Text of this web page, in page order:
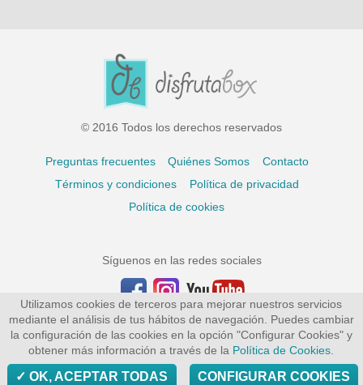
© 2016 Todos los derechos reservados
Preguntas frecuentes Quiénes Somos
Contacto
Términos y condiciones
Política de privacidad
Política de cookies
Síguenos en las redes sociales
Utilizamos cookies de terceros para mejorar nuestros servicios
mediante el análisis de tus hábitos de navegación. Puedes cambiar
la configuración de las cookies en la opción "Configurar Cookies" y
obtener más información a través de la Política de Cookies.
OK, ACEPTAR TODAS CONFIGURAR COOKIES